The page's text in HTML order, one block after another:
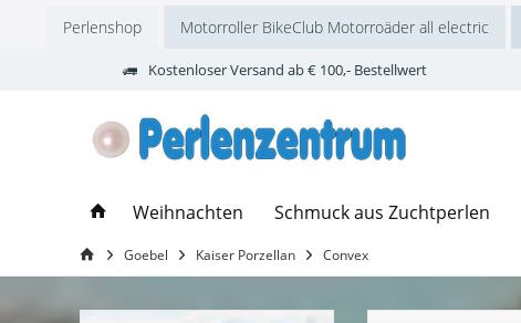
Perlenshop Motorroller BikeClub Motorroäder all electric
Kostenloser Versand ab € 100,- Bestellwert
Weihnachten Schmuck aus Zuchtperlen
Goebel Kaiser Porzellan Convex